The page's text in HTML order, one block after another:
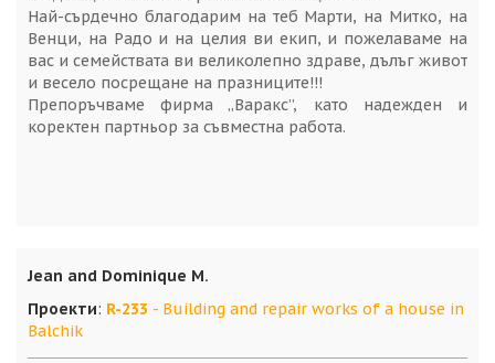
Най-сърдечно благодарим на теб Марти, на Митко, на
Венци, на Радо и на целия ви екип, и пожелаваме на
вас и семействата ви великолепно здраве, дълъг живот
и весело посрещане на празниците!!!
Препоръчваме фирма „Варакс”, като надежден и
коректен партньор за съвместна работа.
Jean and Dominique M.
Проекти: R-233 - Building and repair works of a house in
Balchik